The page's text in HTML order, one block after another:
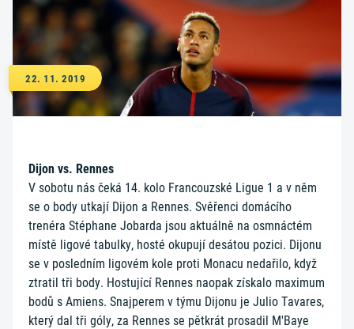
22. 11. 2019
Dijon vs. Rennes
V sobotu nás čeká 14. kolo Francouzské Ligue 1 a v něm
se o body utkají Dijon a Rennes. Svěřenci domácího
trenéra Stéphane Jobarda jsou aktuálně na osmnáctém
místě ligové tabulky, hosté okupují desátou pozici. Dijonu
se v posledním ligovém kole proti Monacu nedařilo, když
ztratil tři body. Hostující Rennes naopak získalo maximum
bodů s Amiens. Snajperem v týmu Dijonu je Julio Tavares,
který dal tři góly, za Rennes se pětkrát prosadil M'Baye